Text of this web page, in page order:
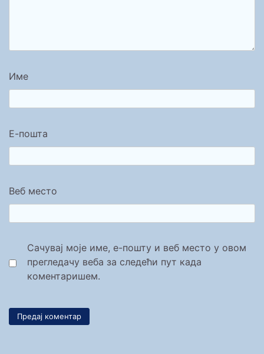
Име
Е-пошта
Веб место
Сачувај моје име, е-пошту и веб место у овом
прегледачу веба за следећи пут када
коментаришем.